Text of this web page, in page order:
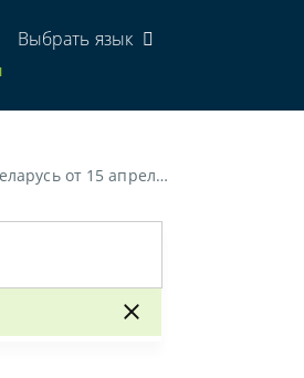
Выбрать язык
2013 г. № 190»